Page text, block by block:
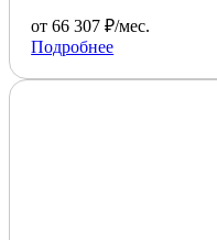
от 66 307 ₽/мес.
Подробнее